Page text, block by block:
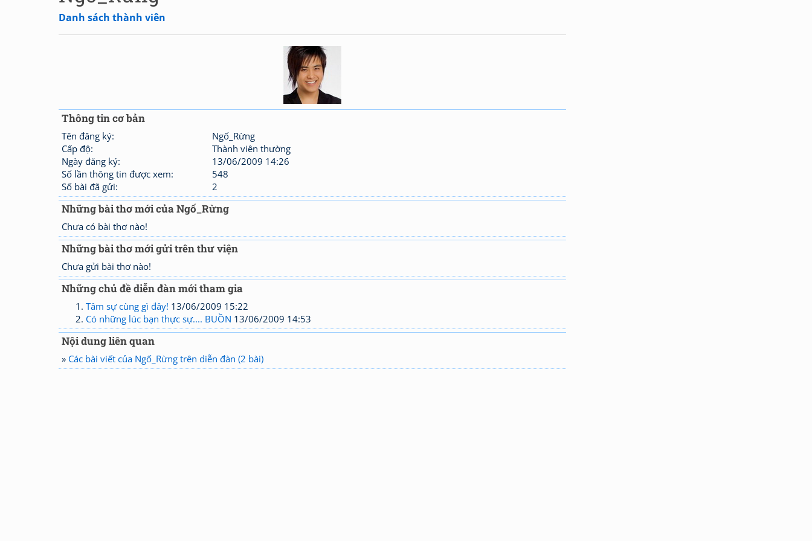
Danh sách thành viên
Thông tin cơ bản
Tên đăng ký:
Ngố_Rừng
Cấp độ:
Thành viên thường
Ngày đăng ký:
13/06/2009 14:26
Số lần thông tin được xem:
548
Số bài đã gửi:
2
Những bài thơ mới của Ngố_Rừng
Chưa có bài thơ nào!
Những bài thơ mới gửi trên thư viện
Chưa gửi bài thơ nào!
Những chủ đề diễn đàn mới tham gia
Tâm sự cùng gì đây! 13/06/2009 15:22
Có những lúc bạn thực sự.... BUỒN 13/06/2009 14:53
Nội dung liên quan
» Các bài viết của Ngố_Rừng trên diễn đàn (2 bài)